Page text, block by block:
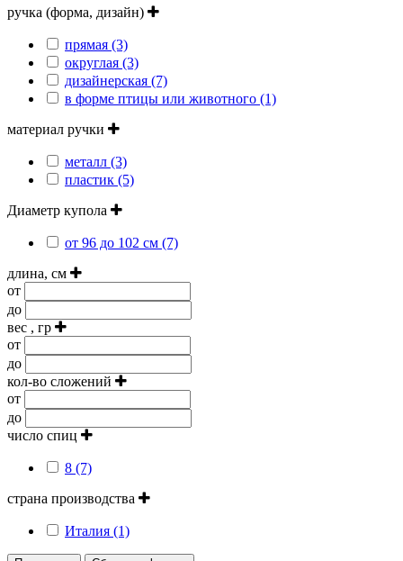
ручка (форма, дизайн)
прямая (3)
округлая (3)
дизайнерская (7)
в форме птицы или животного (1)
материал ручки
металл (3)
пластик (5)
Диаметр купола
от 96 до 102 см (7)
длина, см
от
до
вес , гр
от
до
кол-во сложений
от
до
число спиц
8 (7)
страна производства
Италия (1)